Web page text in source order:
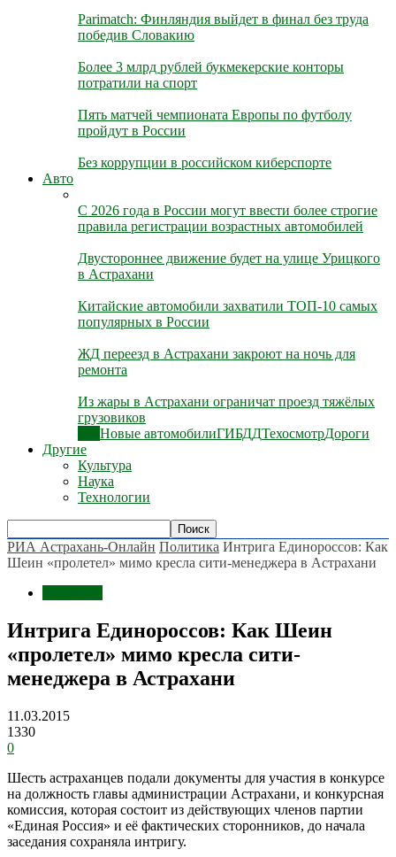
Parimatch: Финляндия выйдет в финал без труда
победив Словакию
Более 3 млрд рублей букмекерские конторы
потратили на спорт
Пять матчей чемпионата Европы по футболу
пройдут в России
Без коррупции в российском киберспорте
Авто
С 2026 года в России могут ввести более строгие
правила регистрации возрастных автомобилей
Двустороннее движение будет на улице Урицкого
в Астрахани
Китайские автомобили захватили ТОП-10 самых
популярных в России
ЖД переезд в Астрахани закроют на ночь для
ремонта
Из жары в Астрахани ограничат проезд тяжёлых
грузовиков
Новые автомобилиГИБДДТехосмотрДороги
Другие
Культура
Наука
Технологии
РИА Астрахань-Онлайн Политика Интрига Единороссов: Как
Шеин «пролетел» мимо кресла сити-менеджера в Астрахани
Интрига Единороссов: Как Шеин
«пролетел» мимо кресла сити-
менеджера в Астрахани
11.03.2015
1330
0
Шесть астраханцев подали документы для участия в конкурсе
на должность главы администрации Астрахани, и конкурсная
комиссия, которая состоит из действующих членов партии
«Единая Россия» и её фактических сторонников, до начала
заседания сохраняла интригу.